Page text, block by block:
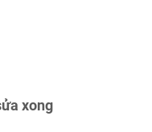
xong